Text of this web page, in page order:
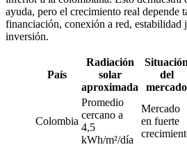
ayuda, pero el crecimiento real depende
financiación, conexión a red, estabilidad
inversión.
País
Radiación
solar
aproximada
Situación
del
mercado
Colombia
Promedio
cercano a
4,5
kWh/m²/día
Mercado
en fuerte